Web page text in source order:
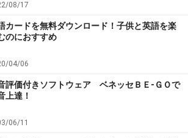
08/17
カードを無料ダウンロード！子供と英語を楽
のにおすすめ
04/06
評価付きソフトウェア ベネッセＢＥ-ＧＯで
上達！
06/11